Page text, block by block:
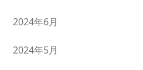
2024年6月
2024年5月